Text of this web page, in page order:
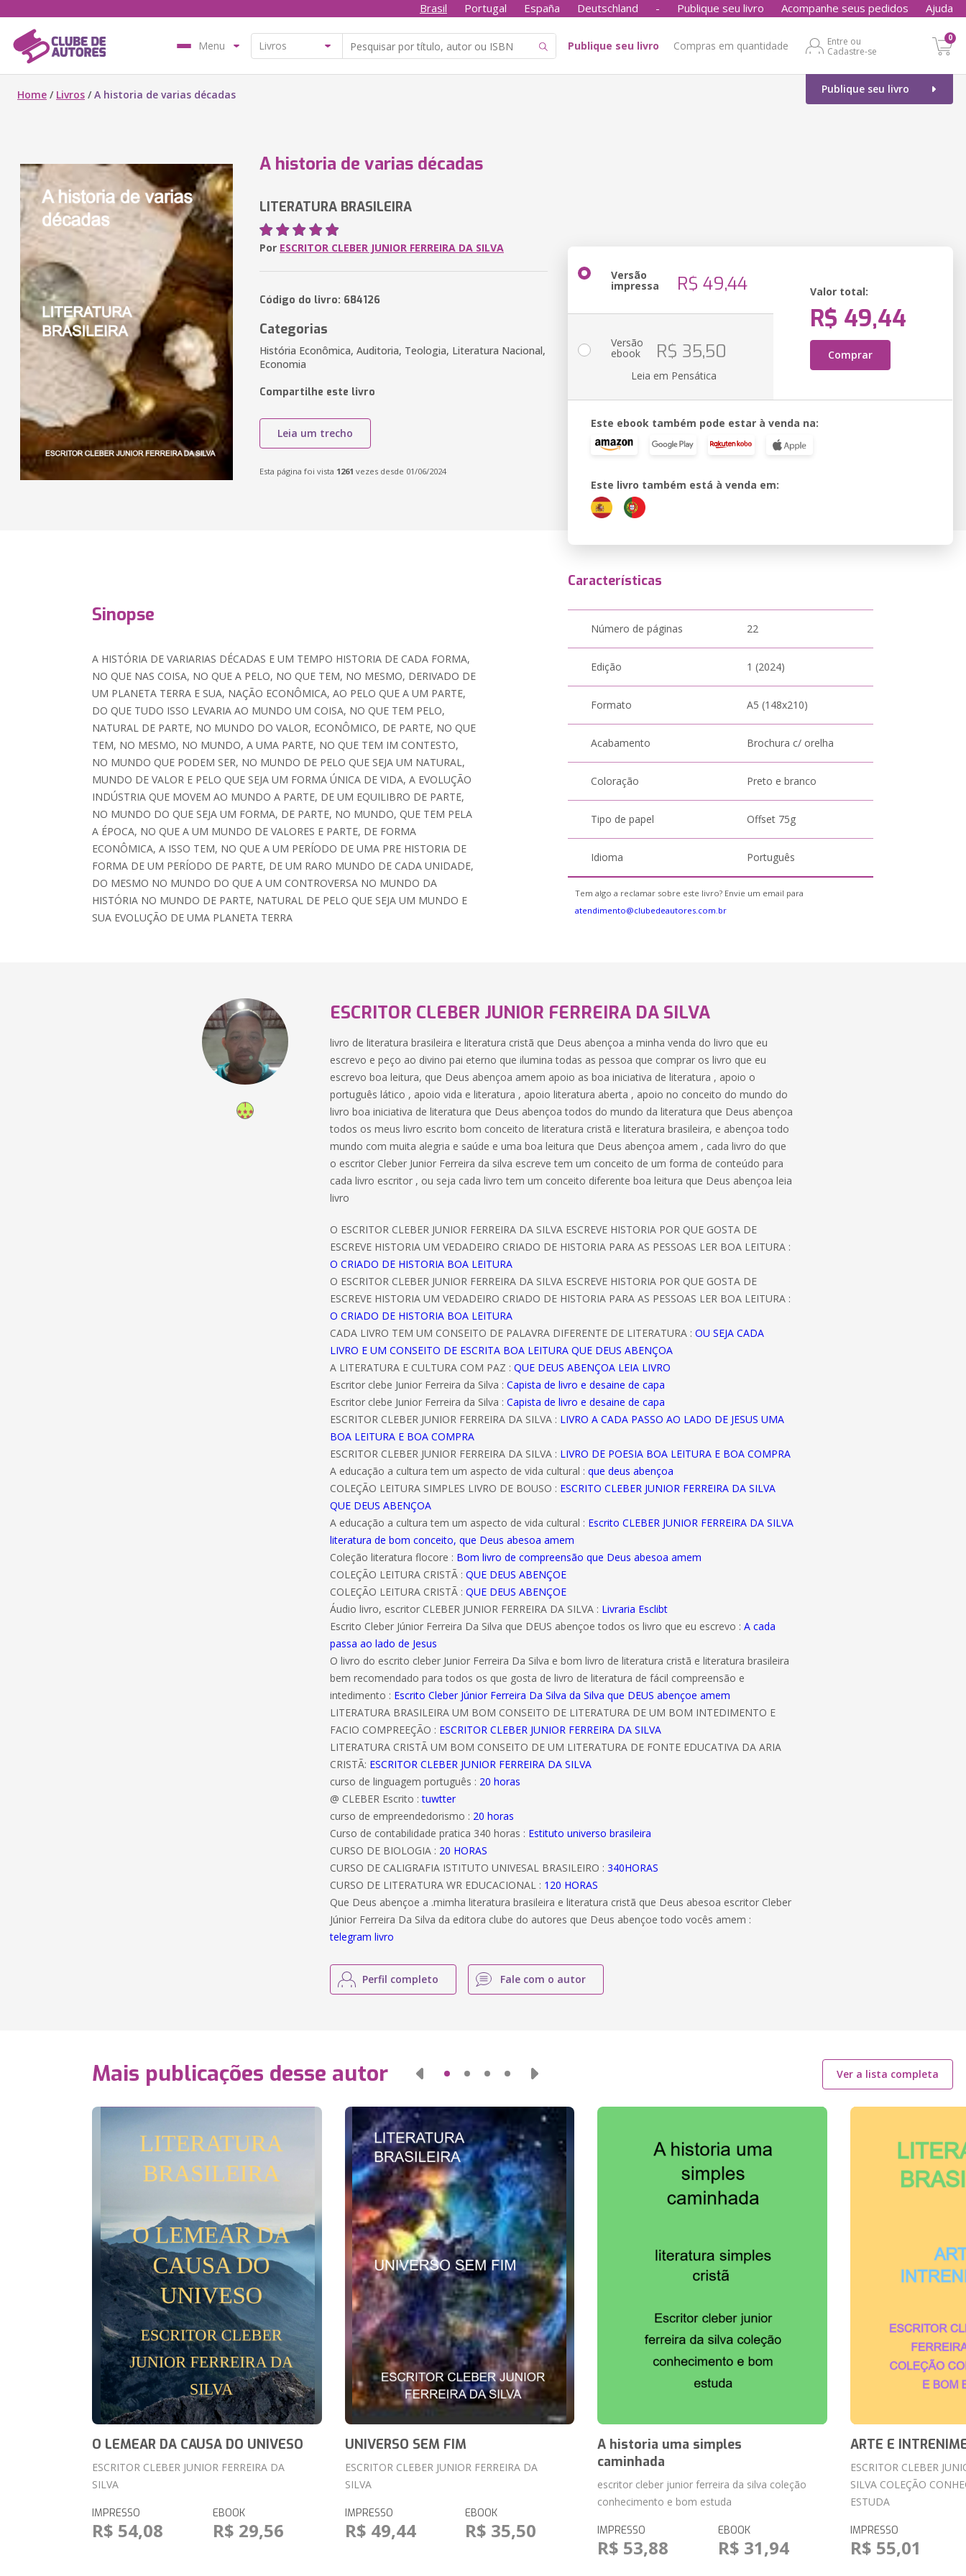
Brasil Portugal España Deutschland - Publique seu livro Acompanhe seus pedidos Ajuda
Menu Publique seu livro Compras em quantidade
Entre ou
Cadastre-se
0
Publique seu livro
Home / Livros /A historia de varias décadas
A historia de varias décadas
LITERATURA BRASILEIRA
Por ESCRITOR CLEBER JUNIOR FERREIRA DA SILVA
Código do livro: 684126
Categorias
História Econômica, Auditoria, Teologia, Literatura Nacional,
Economia
Compartilhe este livro
Leia um trecho
Esta página foi vista 1261 vezes desde 01/06/2024
Versão
impressa R$ 49,44 Valor total:
R$ 49,44
Comprar
Versão
ebook R$ 35,50
Leia em Pensática
Este ebook também pode estar à venda na:
Este livro também está à venda em:
Sinopse
A HISTÓRIA DE VARIARIAS DÉCADAS E UM TEMPO HISTORIA DE CADA FORMA,
NO QUE NAS COISA, NO QUE A PELO, NO QUE TEM, NO MESMO, DERIVADO DE
UM PLANETA TERRA E SUA, NAÇÃO ECONÔMICA, AO PELO QUE A UM PARTE,
DO QUE TUDO ISSO LEVARIA AO MUNDO UM COISA, NO QUE TEM PELO,
NATURAL DE PARTE, NO MUNDO DO VALOR, ECONÔMICO, DE PARTE, NO QUE
TEM, NO MESMO, NO MUNDO, A UMA PARTE, NO QUE TEM IM CONTESTO,
NO MUNDO QUE PODEM SER, NO MUNDO DE PELO QUE SEJA UM NATURAL,
MUNDO DE VALOR E PELO QUE SEJA UM FORMA ÚNICA DE VIDA, A EVOLUÇÃO
INDÚSTRIA QUE MOVEM AO MUNDO A PARTE, DE UM EQUILIBRO DE PARTE,
NO MUNDO DO QUE SEJA UM FORMA, DE PARTE, NO MUNDO, QUE TEM PELA
A ÉPOCA, NO QUE A UM MUNDO DE VALORES E PARTE, DE FORMA
ECONÔMICA, A ISSO TEM, NO QUE A UM PERÍODO DE UMA PRE HISTORIA DE
FORMA DE UM PERÍODO DE PARTE, DE UM RARO MUNDO DE CADA UNIDADE,
DO MESMO NO MUNDO DO QUE A UM CONTROVERSA NO MUNDO DA
HISTÓRIA NO MUNDO DE PARTE, NATURAL DE PELO QUE SEJA UM MUNDO E
SUA EVOLUÇÃO DE UMA PLANETA TERRA
Características
Número de páginas 22
Edição 1 (2024)
Formato A5 (148x210)
Acabamento Brochura c/ orelha
Coloração Preto e branco
Tipo de papel Offset 75g
Idioma Português
Tem algo a reclamar sobre este livro? Envie um email para
atendimento@clubedeautores.com.br
ESCRITOR CLEBER JUNIOR FERREIRA DA SILVA
livro de literatura brasileira e literatura cristã que Deus abençoa a minha venda do livro que eu
escrevo e peço ao divino pai eterno que ilumina todas as pessoa que comprar os livro que eu
escrevo boa leitura, que Deus abençoa amem apoio as boa iniciativa de literatura , apoio o
português lático , apoio vida e literatura , apoio literatura aberta , apoio no conceito do mundo do
livro boa iniciativa de literatura que Deus abençoa todos do mundo da literatura que Deus abençoa
todos os meus livro escrito bom conceito de literatura cristã e literatura brasileira, e abençoa todo
mundo com muita alegria e saúde e uma boa leitura que Deus abençoa amem , cada livro do que
o escritor Cleber Junior Ferreira da silva escreve tem um conceito de um forma de conteúdo para
cada livro escritor , ou seja cada livro tem um conceito diferente boa leitura que Deus abençoa leia
livro
O ESCRITOR CLEBER JUNIOR FERREIRA DA SILVA ESCREVE HISTORIA POR QUE GOSTA DE
ESCREVE HISTORIA UM VEDADEIRO CRIADO DE HISTORIA PARA AS PESSOAS LER BOA LEITURA :
O CRIADO DE HISTORIA BOA LEITURA
O ESCRITOR CLEBER JUNIOR FERREIRA DA SILVA ESCREVE HISTORIA POR QUE GOSTA DE
ESCREVE HISTORIA UM VEDADEIRO CRIADO DE HISTORIA PARA AS PESSOAS LER BOA LEITURA :
O CRIADO DE HISTORIA BOA LEITURA
CADA LIVRO TEM UM CONSEITO DE PALAVRA DIFERENTE DE LITERATURA :OU SEJA CADA
LIVRO E UM CONSEITO DE ESCRITA BOA LEITURA QUE DEUS ABENÇOA
A LITERATURA E CULTURA COM PAZ :QUE DEUS ABENÇOA LEIA LIVRO
Escritor clebe Junior Ferreira da Silva :Capista de livro e desaine de capa
Escritor clebe Junior Ferreira da Silva :Capista de livro e desaine de capa
ESCRITOR CLEBER JUNIOR FERREIRA DA SILVA : LIVRO A CADA PASSO AO LADO DE JESUS UMA
BOA LEITURA E BOA COMPRA
ESCRITOR CLEBER JUNIOR FERREIRA DA SILVA : LIVRO DE POESIA BOA LEITURA E BOA COMPRA
A educação a cultura tem um aspecto de vida cultural :que deus abençoa
COLEÇÃO LEITURA SIMPLES LIVRO DE BOUSO : ESCRITO CLEBER JUNIOR FERREIRA DA SILVA
QUE DEUS ABENÇOA
A educação a cultura tem um aspecto de vida cultural : Escrito CLEBER JUNIOR FERREIRA DA SILVA
literatura de bom conceito, que Deus abesoa amem
Coleção literatura flocore : Bom livro de compreensão que Deus abesoa amem
COLEÇÃO LEITURA CRISTÃ :QUE DEUS ABENÇOE
COLEÇÃO LEITURA CRISTÃ :QUE DEUS ABENÇOE
Áudio livro, escritor CLEBER JUNIOR FERREIRA DA SILVA : Livraria Esclibt
Escrito Cleber Júnior Ferreira Da Silva que DEUS abençoe todos os livro que eu escrevo :A cada
passa ao lado de Jesus
O livro do escrito cleber Junior Ferreira Da Silva e bom livro de literatura cristã e literatura brasileira
bem recomendado para todos os que gosta de livro de literatura de fácil compreensão e
intedimento : Escrito Cleber Júnior Ferreira Da Silva da Silva que DEUS abençoe amem
LITERATURA BRASILEIRA UM BOM CONSEITO DE LITERATURA DE UM BOM INTEDIMENTO E
FACIO COMPREEÇÃO : ESCRITOR CLEBER JUNIOR FERREIRA DA SILVA
LITERATURA CRISTÃ UM BOM CONSEITO DE UM LITERATURA DE FONTE EDUCATIVA DA ARIA
CRISTÃ: ESCRITOR CLEBER JUNIOR FERREIRA DA SILVA
curso de linguagem português : 20 horas
@ CLEBER Escrito :tuwtter
curso de empreendedorismo : 20 horas
Curso de contabilidade pratica 340 horas : Estituto universo brasileira
CURSO DE BIOLOGIA : 20 HORAS
CURSO DE CALIGRAFIA ISTITUTO UNIVESAL BRASILEIRO :340HORAS
CURSO DE LITERATURA WR EDUCACIONAL : 120 HORAS
Que Deus abençoe a .mimha literatura brasileira e literatura cristã que Deus abesoa escritor Cleber
Júnior Ferreira Da Silva da editora clube do autores que Deus abençoe todo vocês amem :
telegram livro
Perfil completo Fale com o autor
Mais publicações desse autor Ver a lista completa
O LEMEAR DA CAUSA DO UNIVESO
ESCRITOR CLEBER JUNIOR FERREIRA DA
SILVA
IMPRESSO
R$ 54,08
EBOOK
R$ 29,56
UNIVERSO SEM FIM
ESCRITOR CLEBER JUNIOR FERREIRA DA
SILVA
IMPRESSO
R$ 49,44
EBOOK
R$ 35,50
A historia uma simples
caminhada
escritor cleber junior ferreira da silva coleção
conhecimento e bom estuda
IMPRESSO
R$ 53,88
EBOOK
R$ 31,94
ARTE E
ESCRITOR CLEBER
SILVA COLEÇÃO
ESTUDA
IMPRESSO
R$ 55,01